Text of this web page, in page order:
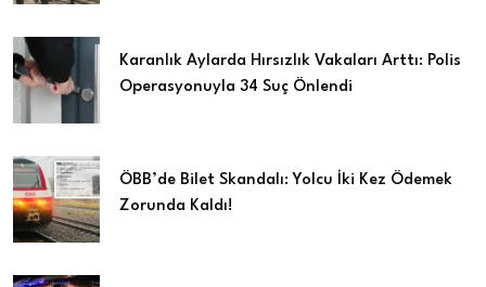
Karanlık Aylarda Hırsızlık Vakaları Arttı: Polis
Operasyonuyla 34 Suç Önlendi
ÖBB’de Bilet Skandalı: Yolcu İki Kez Ödemek
Zorunda Kaldı!